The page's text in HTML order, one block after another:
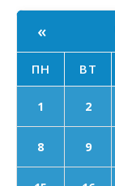
«
ПН ВТ
1 2
8 9